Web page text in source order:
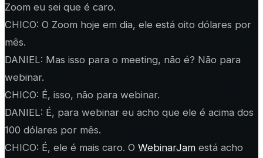
Zoom eu sei que é caro.
CHICO: O Zoom hoje em dia, ele está oito dólares por
mês.
DANIEL: Mas isso para o meeting, não é? Não para
webinar.
CHICO: É, isso, não para webinar.
DANIEL: É, para webinar eu acho que ele é acima dos
100 dólares por mês.
CHICO: É, ele é mais caro. O WebinarJam está acho